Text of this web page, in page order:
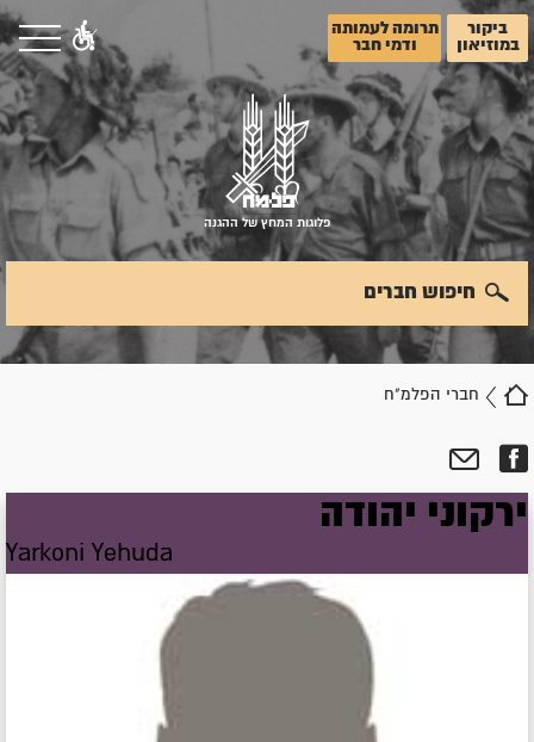
ביקור
במוזיאון
תרומה לעמותה
ודמי חבר
פלוגות המחץ של ההגנה
חברי הפלמ"ח
חיפוש חברים
ירקוני יהודה
Yarkoni Yehuda